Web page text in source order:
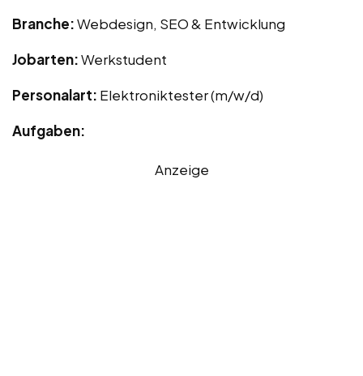
Branche:Webdesign, SEO & Entwicklung
Jobarten:Werkstudent
Personalart: Elektroniktester (m/w/d)
Aufgaben:
Anzeige